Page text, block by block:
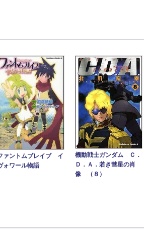
ァントムブレイブ イ
ォワール物語
機動戦士ガンダム Ｃ．
Ｄ．Ａ．若き彗星の肖
像 （８）